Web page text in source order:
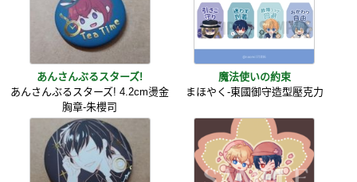
あんさんぶるスターズ!
あんさんぶるスターズ! 4.2cm燙金
胸章-朱櫻司
魔法使いの約束
まほやく-東國御守造型壓克力